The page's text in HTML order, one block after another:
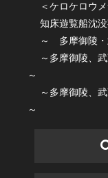
＜ケロケロウ
知床遊覧船沈
～ 多摩御陵
～多摩御陵、
～
～多摩御陵、
～